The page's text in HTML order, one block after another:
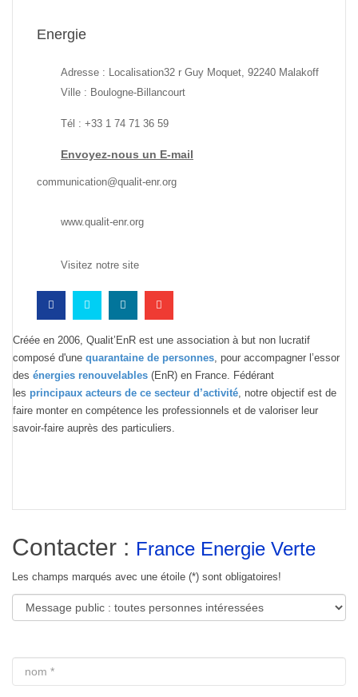
Energie
Adresse : Localisation32 r Guy Moquet, 92240 Malakoff
Ville : Boulogne-Billancourt
Tél : +33 1 74 71 36 59
Envoyez-nous un E-mail
communication@qualit-enr.org
www.qualit-enr.org
Visitez notre site
Créée en 2006, Qualit’EnR est une association à but non lucratif
composé d'une quarantaine de personnes, pour accompagner l’essor
des énergies renouvelables (EnR) en France. Fédérant
les principaux acteurs de ce secteur d’activité, notre objectif est de
faire monter en compétence les professionnels et de valoriser leur
savoir-faire auprès des particuliers.
Contacter : France Energie Verte
Les champs marqués avec une étoile (*) sont obligatoires!